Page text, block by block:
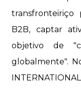
transfronteiriço
B2B, captar
objetivo de
globalmente".